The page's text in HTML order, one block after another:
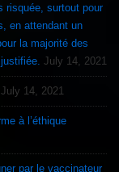
risquée, surtout pour
en attendant un
July 14, 2021
July 14, 2021
à l’éthique
par le vaccinateur